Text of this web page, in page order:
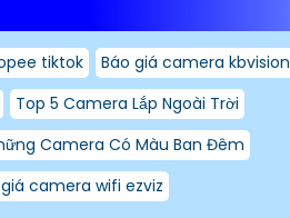
tiktok
Báo giá camera kbvision
Top 5 Camera Lắp Ngoài Trời
Camera Có Màu Ban Đêm
camera wifi ezviz